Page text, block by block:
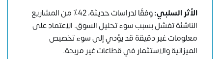
الأثر السلبي:
وفقًا لدراسات حديثة، 42٪ من المشاريع
الناشئة تفشل بسبب سوء تحليل السوق. الاعتماد على
معلومات غير دقيقة قد يؤدي إلى سوء تخصيص
الميزانية والاستثمار في قطاعات غير مربحة.